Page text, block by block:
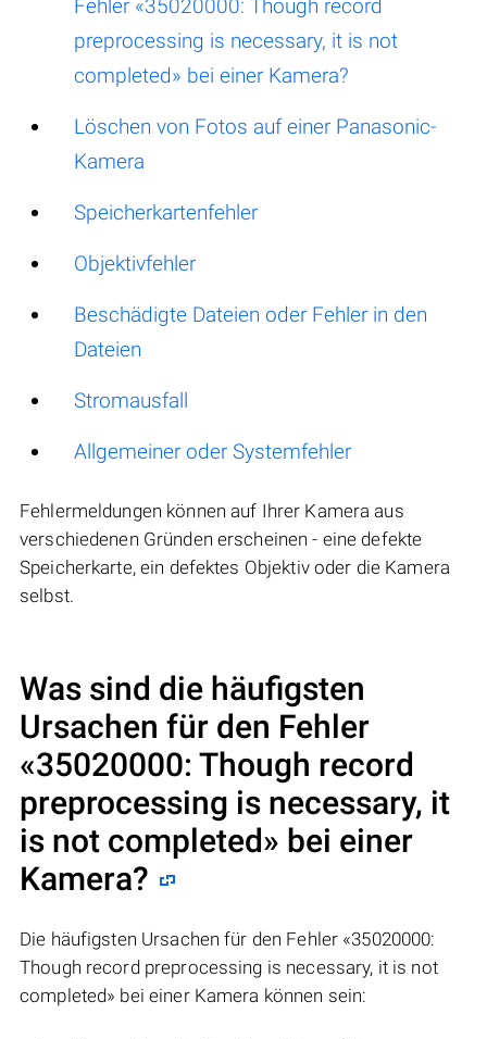
Fehler «35020000: Though record
preprocessing is necessary, it is not
completed» bei einer Kamera?
Löschen von Fotos auf einer Panasonic-
Kamera
Speicherkartenfehler
Objektivfehler
Beschädigte Dateien oder Fehler in den
Dateien
Stromausfall
Allgemeiner oder Systemfehler
Fehlermeldungen können auf Ihrer Kamera aus
verschiedenen Gründen erscheinen - eine defekte
Speicherkarte, ein defektes Objektiv oder die Kamera
selbst.
Was sind die häufigsten
Ursachen für den Fehler
«35020000: Though record
preprocessing is necessary, it
is not completed» bei einer
Kamera?
Die häufigsten Ursachen für den Fehler «35020000:
Though record preprocessing is necessary, it is not
completed» bei einer Kamera können sein: